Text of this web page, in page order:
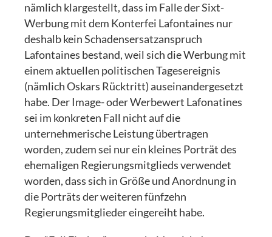
nämlich klargestellt, dass im Falle der Sixt-
Werbung mit dem Konterfei Lafontaines nur
deshalb kein Schadensersatzanspruch
Lafontaines bestand, weil sich die Werbung mit
einem aktuellen politischen Tagesereignis
(nämlich Oskars Rücktritt) auseinandergesetzt
habe. Der Image- oder Werbewert Lafonatines
sei im konkreten Fall nicht auf die
unternehmerische Leistung übertragen
worden, zudem sei nur ein kleines Porträt des
ehemaligen Regierungsmitglieds verwendet
worden, dass sich in Größe und Anordnung in
die Porträts der weiteren fünfzehn
Regierungsmitglieder eingereiht habe.